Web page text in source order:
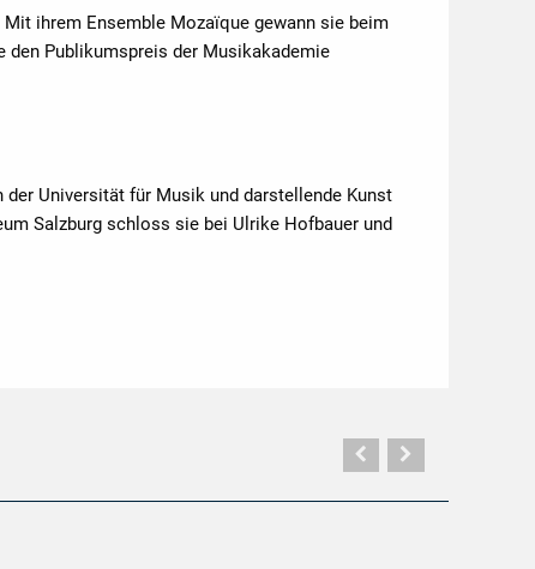
ihrem Ensemble Mozaïque gewann sie beim
den Publikumspreis der Musikakademie
der Universität für Musik und darstellende Kunst
Salzburg schloss sie bei Ulrike Hofbauer und
Vorherige
SeiteSeite